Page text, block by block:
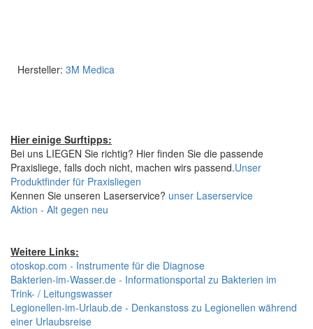
Hersteller: 3M Medica
Hier einige Surftipps:
Bei uns LIEGEN Sie richtig? Hier finden Sie die passende
Praxisliege, falls doch nicht, machen wirs passend.Unser
Produktfinder für Praxisliegen
Kennen Sie unseren Laserservice? unser Laserservice
Aktion - Alt gegen neu
Weitere Links:
otoskop.com - Instrumente für die Diagnose
Bakterien-im-Wasser.de - Informationsportal zu Bakterien im
Trink- / Leitungswasser
Legionellen-im-Urlaub.de - Denkanstoss zu Legionellen während
einer Urlaubsreise